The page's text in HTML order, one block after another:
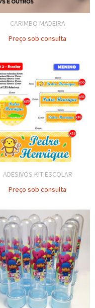
CARIMBO MADEIRA
Preço sob consulta
ADESIVOS KIT ESCOLAR
Preço sob consulta